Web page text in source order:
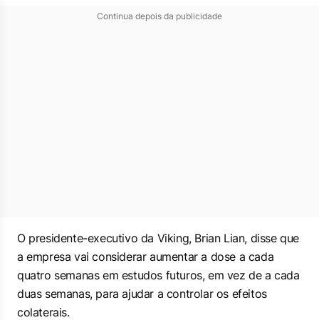
Continua depois da publicidade
O presidente-executivo da Viking, Brian Lian, disse que
a empresa vai considerar aumentar a dose a cada
quatro semanas em estudos futuros, em vez de a cada
duas semanas, para ajudar a controlar os efeitos
colaterais.